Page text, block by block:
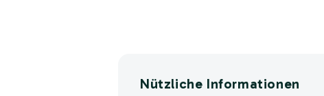
Nützliche Informationen